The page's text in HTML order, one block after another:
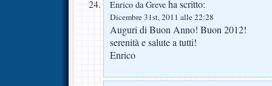
Enrico da Greve ha scritto:
Dicembre 31st, 2011 alle 22:28
Auguri di Buon Anno! Buon 2012!
serenità e salute a tutti!
Enrico